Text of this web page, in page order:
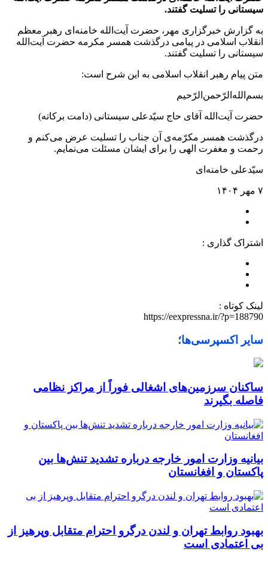
سیستانی را تسلیت گفتند.
به گزارش خبرگزاری مهر، حضرت آیت‌الله خامنه‌ای رهبر معظم
انقلاب اسلامی در پیامی درگذشت همسر مکرمه حضرت آیت‌الله
سیستانی را تسلیت گفتند.
متن پیام رهبر انقلاب اسلامی به این شرح است:
بسم‌الله‌الرّحمن‌الرّحیم
حضرت آیت‌الله آقای حاج سیّدعلی سیستانی (دامت برکاته)
درگذشت همسر مکرّمه‌ی آن جناب را تسلیت عرض می‌کنم و
رحمت و مغفرت الهی را برای ایشان مسئلت می‌نمایم.
سیّدعلی خامنه‌ای
۷ مهر ۱۴۰۴
اشتراک گذاری :
لینک کوتاه :
https://eexpressna.ir/?p=188790
سایر اکسپرسی‌ها؛
ساکنان سرزمین‌های اشغالی فوراً از مراکز نظامی
فاصله بگیرند
بیانیه وزارت امور خارجه درباره تشدید تنش‌ها بین
پاکستان و افغانستان
بهبود روابط تهران و لندن درگرو احترام متقابل وپرهیز از
بی‌ اعتمادی است